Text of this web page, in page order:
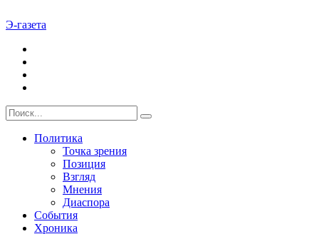
Э-газета
Политика
Точка зрения
Позиция
Взгляд
Мнения
Диаспора
События
Хроника